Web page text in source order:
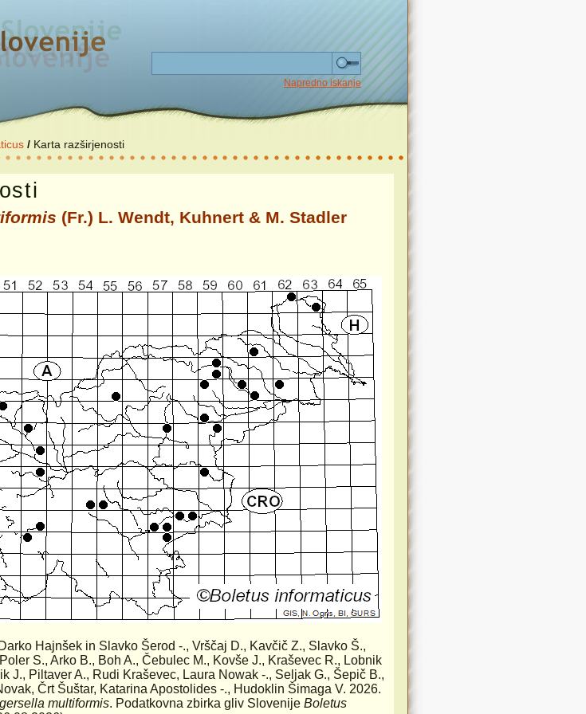
Napredno iskanje
/ Karta razširjenosti
(Fr.) L. Wendt, Kuhnert & M. Stadler
Hajnšek in Slavko Šerod -., Vrščaj D., Kavčič Z., Slavko Š.,
S., Arko B., Boh A., Čebulec M., Kovše J., Kraševec R., Lobnik
J., Piltaver A., Rudi Kraševec, Laura Nowak -., Seljak G., Šepič B.,
Črt Šuštar, Katarina Apostolides -., Hudoklin Šimaga V. 2026.
multiformis. Podatkovna zbirka gliv Slovenije Boletus